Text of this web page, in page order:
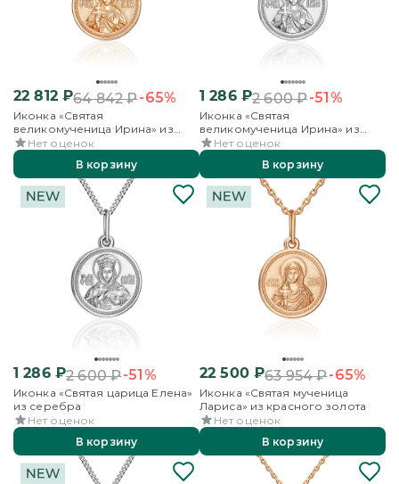
22 812₽64 842₽-65%
Иконка «Святая
великомученица Ирина» из
красного золота
Нет оценок
В корзину
1 286₽2 600₽-51%
Иконка «Святая
великомученица Ирина» из
серебра
Нет оценок
В корзину
1 286₽2 600₽-51%
Иконка «Святая царица Елена»
из серебра
Нет оценок
В корзину
22 500₽63 954₽-65%
Иконка «Святая мученица
Лариса» из красного золота
Нет оценок
В корзину